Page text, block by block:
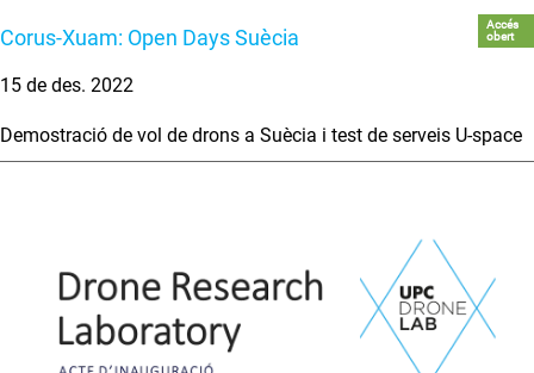
Corus-Xuam: Open Days Suècia
Accés
obert
15 de des. 2022
Demostració de vol de drons a Suècia i test de serveis U-space